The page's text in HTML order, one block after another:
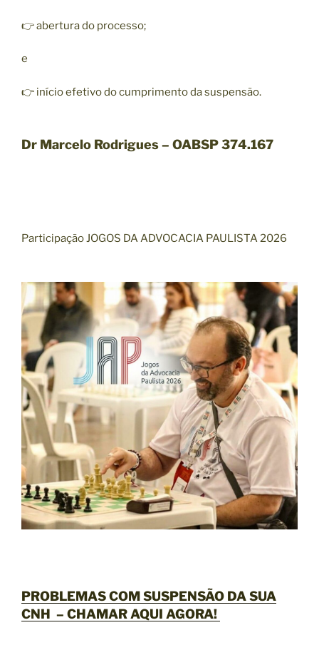
👉 abertura do processo;
e
👉 início efetivo do cumprimento da suspensão.
Dr Marcelo Rodrigues – OABSP 374.167
Participação JOGOS DA ADVOCACIA PAULISTA 2026
PROBLEMAS COM SUSPENSÃO DA SUA
CNH – CHAMAR AQUI AGORA!